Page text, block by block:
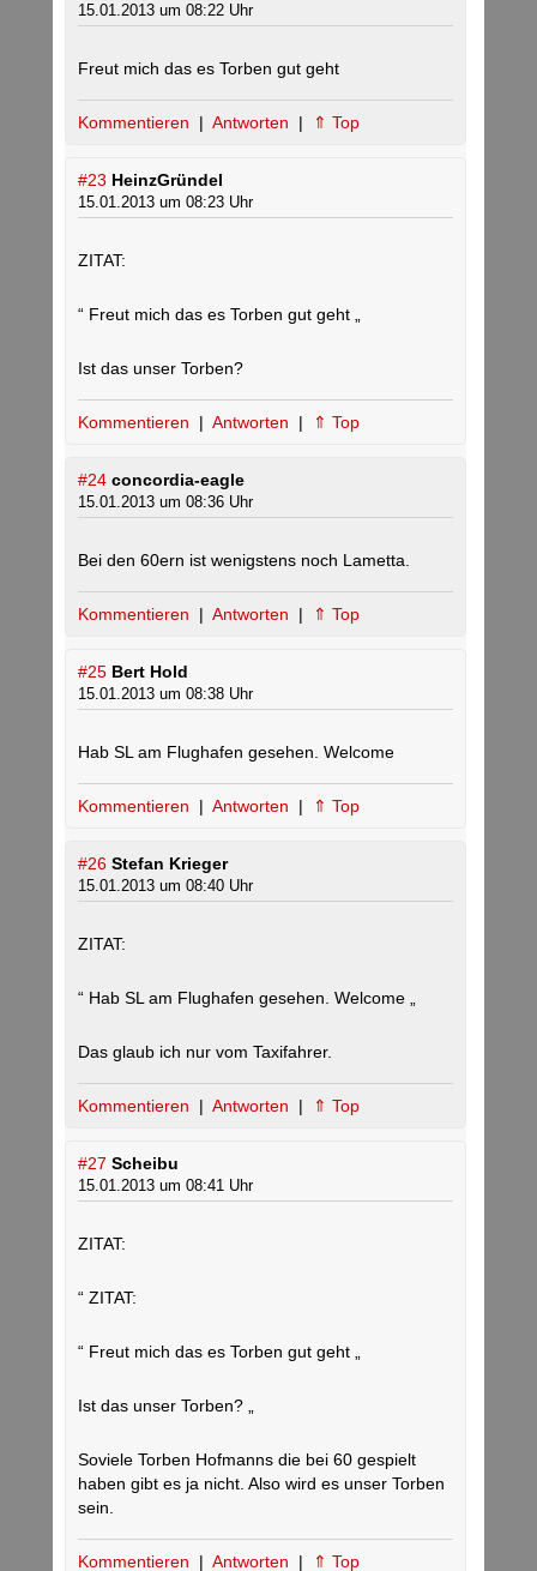
15.01.2013 um 08:22 Uhr
Freut mich das es Torben gut geht
Kommentieren | Antworten | ⇑ Top
#23 HeinzGründel
15.01.2013 um 08:23 Uhr
ZITAT:
“ Freut mich das es Torben gut geht „
Ist das unser Torben?
Kommentieren | Antworten | ⇑ Top
#24 concordia-eagle
15.01.2013 um 08:36 Uhr
Bei den 60ern ist wenigstens noch Lametta.
Kommentieren | Antworten | ⇑ Top
#25 Bert Hold
15.01.2013 um 08:38 Uhr
Hab SL am Flughafen gesehen. Welcome
Kommentieren | Antworten | ⇑ Top
#26 Stefan Krieger
15.01.2013 um 08:40 Uhr
ZITAT:
“ Hab SL am Flughafen gesehen. Welcome „
Das glaub ich nur vom Taxifahrer.
Kommentieren | Antworten | ⇑ Top
#27 Scheibu
15.01.2013 um 08:41 Uhr
ZITAT:
“ ZITAT:
“ Freut mich das es Torben gut geht „
Ist das unser Torben? „
Soviele Torben Hofmanns die bei 60 gespielt
haben gibt es ja nicht. Also wird es unser Torben
sein.
Kommentieren | Antworten | ⇑ Top